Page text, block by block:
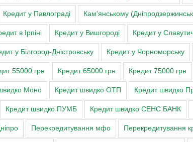
Кредит у Павлограді Кам'янському
в Ірпіні Кредит у Вишгороді Кредит у
у Білгород-Дністровську Кредит у Чорноморську
55000 грн Кредит 65000 грн Кредит 75000 грн
Моно Кредит швидко ОТП Кредит швидко
Кредит швидко ПУМБ Кредит швидко СЕНС БАНК
Перекредитування мфо Перекредитування